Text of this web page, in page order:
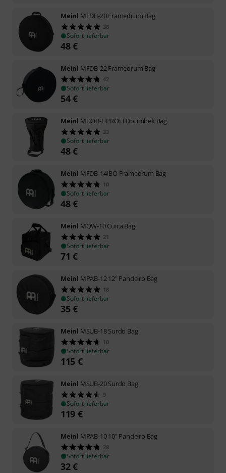
Meinl MFDB-20 Framedrum Bag
38
Sofort lieferbar
48€
Meinl MFDB-22 Framedrum Bag
42
Sofort lieferbar
54€
Meinl MDOB-L PROFI Doumbek Bag
33
Sofort lieferbar
48€
Meinl MFDB-14IBO Framedrum Bag
10
Sofort lieferbar
48€
Meinl MQW-10 Cuica Bag
21
Sofort lieferbar
71 €
Meinl MPAB-12 12" Pandeiro Bag
18
Sofort lieferbar
35€
Meinl MSUB-18 Surdo Bag
10
Sofort lieferbar
115 €
Meinl MSUB-20 Surdo Bag
9
Sofort lieferbar
119 €
Meinl MPAB-10 10" Pandeiro Bag
28
Sofort lieferbar
32€